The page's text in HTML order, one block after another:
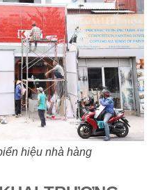
hiệu nhà hàng
CN Thảo Điền - Q.2
106
DON CHICKEN
CN Long Khánh